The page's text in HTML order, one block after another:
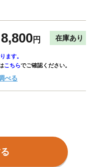
8,800円 在庫あり
ます。
こちらでご確認ください。
べる